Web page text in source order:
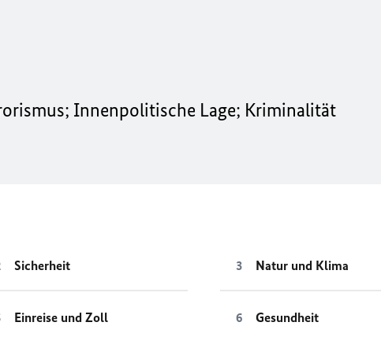
Innenpolitische Lage; Kriminalität
Sicherheit Natur und Klima
Einreise und Zoll Gesundheit